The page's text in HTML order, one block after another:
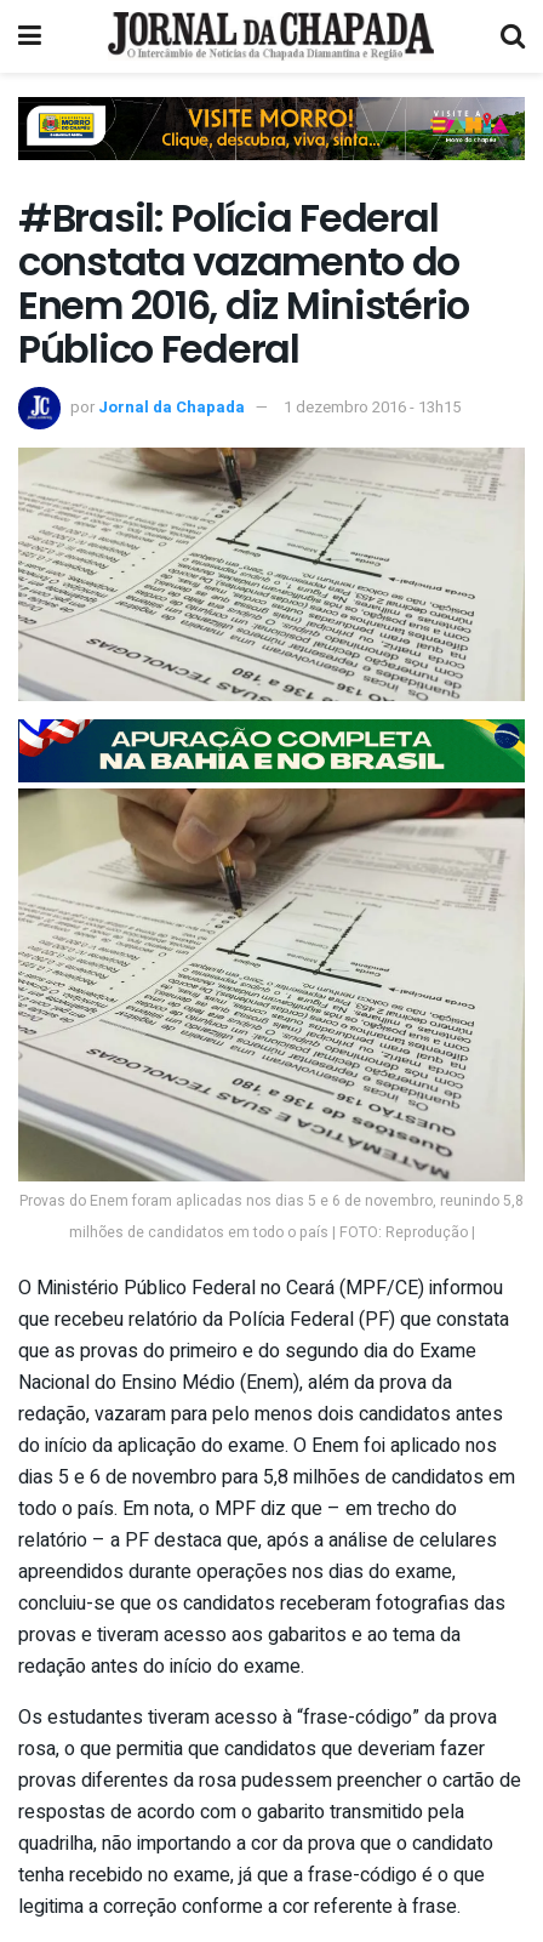
#Brasil: Polícia Federal
constata vazamento do
Enem 2016, diz Ministério
Público Federal
por Jornal da Chapada 1 dezembro 2016 - 13h15
Provas do Enem foram aplicadas nos dias 5 e 6 de novembro, reunindo 5,8
milhões de candidatos em todo o país | FOTO: Reprodução |
O Ministério Público Federal no Ceará (MPF/CE) informou
que recebeu relatório da Polícia Federal (PF) que constata
que as provas do primeiro e do segundo dia do Exame
Nacional do Ensino Médio (Enem), além da prova da
redação, vazaram para pelo menos dois candidatos antes
do início da aplicação do exame. O Enem foi aplicado nos
dias 5 e 6 de novembro para 5,8 milhões de candidatos em
todo o país. Em nota, o MPF diz que – em trecho do
relatório – a PF destaca que, após a análise de celulares
apreendidos durante operações nos dias do exame,
concluiu-se que os candidatos receberam fotografias das
provas e tiveram acesso aos gabaritos e ao tema da
redação antes do início do exame.
Os estudantes tiveram acesso à “frase-código” da prova
rosa, o que permitia que candidatos que deveriam fazer
provas diferentes da rosa pudessem preencher o cartão de
respostas de acordo com o gabarito transmitido pela
quadrilha, não importando a cor da prova que o candidato
tenha recebido no exame, já que a frase-código é o que
legitima a correção conforme a cor referente à frase.